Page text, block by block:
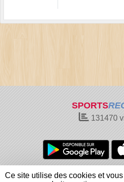
SPORTS
131470
Charte cookies
Ce site utilise des cookies et